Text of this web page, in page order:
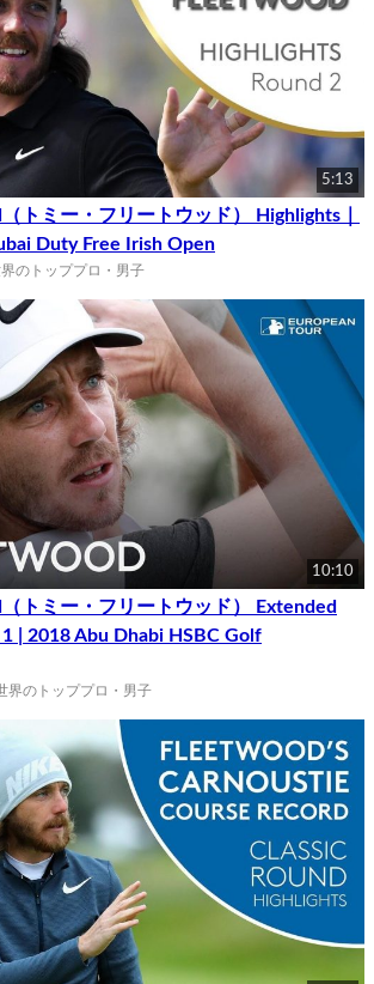
5:13
トミー・フリートウッド） Highlights｜
Duty Free Irish Open
のトッププロ・男子
10:10
トミー・フリートウッド） Extended
| 2018 Abu Dhabi HSBC Golf
界のトッププロ・男子